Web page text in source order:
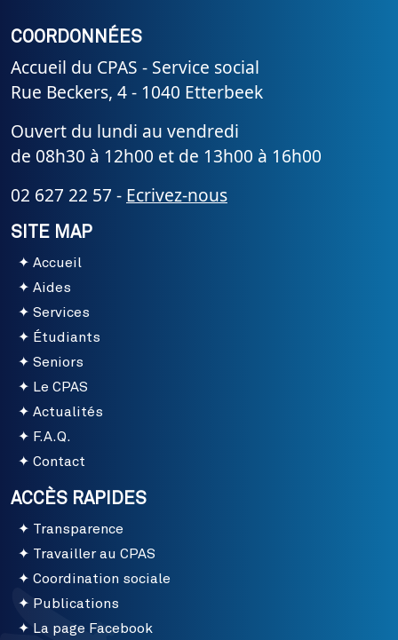
COORDONNÉES
Accueil du CPAS - Service social
Rue Beckers, 4 - 1040 Etterbeek
Ouvert du lundi au vendredi
de 08h30 à 12h00 et de 13h00 à 16h00
02 627 22 57 - Ecrivez-nous
SITE MAP
Accueil
Aides
Services
Étudiants
Seniors
Le CPAS
Actualités
F.A.Q.
Contact
ACCÈS RAPIDES
Transparence
Travailler au CPAS
Coordination sociale
Publications
La page Facebook